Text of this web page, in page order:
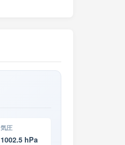
気圧
1002.5 hPa